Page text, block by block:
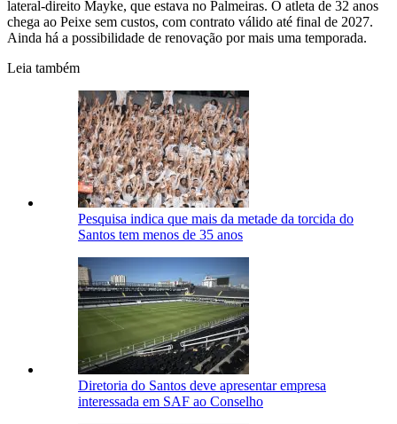
lateral-direito Mayke, que estava no Palmeiras. O atleta de 32 anos
chega ao Peixe sem custos, com contrato válido até final de 2027.
Ainda há a possibilidade de renovação por mais uma temporada.
Leia também
Pesquisa indica que mais da metade da torcida do
Santos tem menos de 35 anos
Diretoria do Santos deve apresentar empresa
interessada em SAF ao Conselho